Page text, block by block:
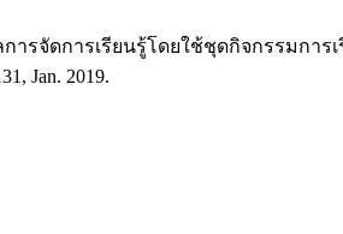
ผลการจัดการเรียนรู้โดยใช้ชุดกิจกรร
Jan. 2019.